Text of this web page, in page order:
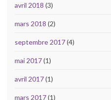
avril 2018 (3)
mars 2018 (2)
septembre 2017(4)
mai 2017(1)
avril 2017(1)
mars 2017(1)